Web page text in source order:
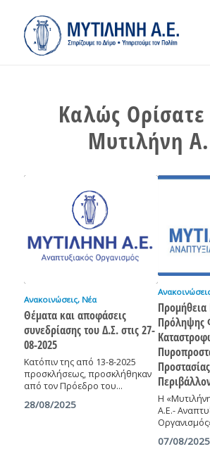
Καλώς
Μυτιλήνη
Ανακοινώσεις, Νέα
Θέματα και αποφάσεις
συνεδρίασης του Δ.Σ. στις 27-
08-2025
Κατόπιν της από 13-8-2025
προσκλήσεως, προσκλήθηκαν
από τον Πρόεδρο του…
28/08/2025
Προμήθεια
Πρόληψης
Η
Α.Ε.-
07/08/2025